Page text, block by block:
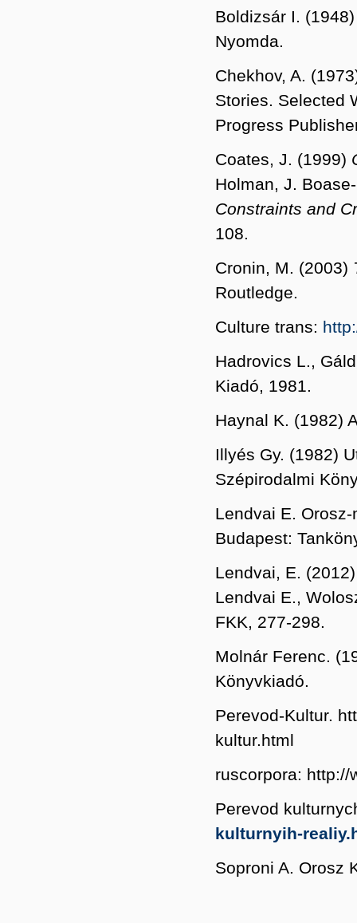
Boldizsár I.
Nyomda.
Chekhov, A.
Stories. Selected
Progress
Coates, J. (1999)
Holman, J.
Constraints and
108.
Cronin, M. (2003)
Routledge.
Culture trans:
Hadrovics L.,
Kiadó, 1981.
Haynal K. (1982)
Illyés Gy. (1982)
Szépirodalmi
Lendvai E.
Budapest:
Lendvai, E.
Lendvai E.,
FKK, 277-298.
Molnár Ferenc.
Könyvkiadó.
Perevod-Kultur.
kultur.html
ruscorpora: http://
Perevod
kulturnyih-
Soproni A. Orosz